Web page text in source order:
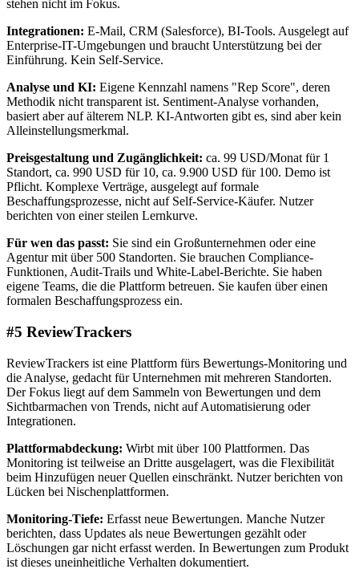
stehen nicht im Fokus.
Integrationen: E-Mail, CRM (Salesforce), BI-Tools. Ausgelegt auf
Enterprise-IT-Umgebungen und braucht Unterstützung bei der
Einführung. Kein Self-Service.
Analyse und KI: Eigene Kennzahl namens "Rep Score", deren
Methodik nicht transparent ist. Sentiment-Analyse vorhanden,
basiert aber auf älterem NLP. KI-Antworten gibt es, sind aber kein
Alleinstellungsmerkmal.
Preisgestaltung und Zugänglichkeit: ca. 99 USD/Monat für 1
Standort, ca. 990 USD für 10, ca. 9.900 USD für 100. Demo ist
Pflicht. Komplexe Verträge, ausgelegt auf formale
Beschaffungsprozesse, nicht auf Self-Service-Käufer. Nutzer
berichten von einer steilen Lernkurve.
Für wen das passt: Sie sind ein Großunternehmen oder eine
Agentur mit über 500 Standorten. Sie brauchen Compliance-
Funktionen, Audit-Trails und White-Label-Berichte. Sie haben
eigene Teams, die die Plattform betreuen. Sie kaufen über einen
formalen Beschaffungsprozess ein.
#5 ReviewTrackers
ReviewTrackers ist eine Plattform fürs Bewertungs-Monitoring und
die Analyse, gedacht für Unternehmen mit mehreren Standorten.
Der Fokus liegt auf dem Sammeln von Bewertungen und dem
Sichtbarmachen von Trends, nicht auf Automatisierung oder
Integrationen.
Plattformabdeckung: Wirbt mit über 100 Plattformen. Das
Monitoring ist teilweise an Dritte ausgelagert, was die Flexibilität
beim Hinzufügen neuer Quellen einschränkt. Nutzer berichten von
Lücken bei Nischenplattformen.
Monitoring-Tiefe: Erfasst neue Bewertungen. Manche Nutzer
berichten, dass Updates als neue Bewertungen gezählt oder
Löschungen gar nicht erfasst werden. In Bewertungen zum Produkt
ist dieses uneinheitliche Verhalten dokumentiert.